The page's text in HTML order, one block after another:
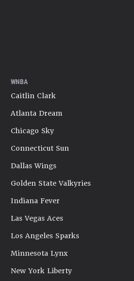
WNBA
Caitlin Clark
Atlanta Dream
Chicago Sky
Connecticut Sun
Dallas Wings
Golden State Valkyries
Indiana Fever
Las Vegas Aces
Los Angeles Sparks
Minnesota Lynx
New York Liberty